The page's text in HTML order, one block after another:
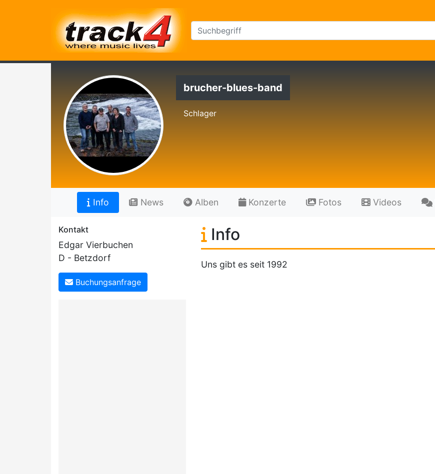
brucher-blues-band
Schlager
Info News Alben Konzerte Fotos Videos
Kontakt
Edgar Vierbuchen
D - Betzdorf
Buchungsanfrage
Info
Uns gibt es seit 1992